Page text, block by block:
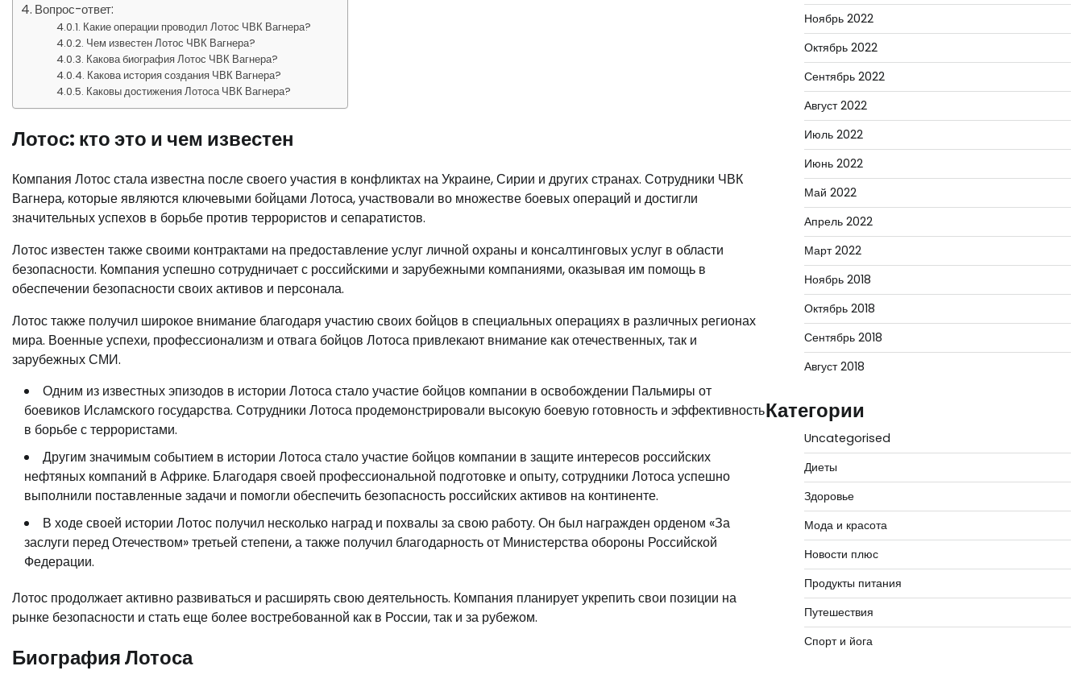
Вопрос-ответ:
Какие операции проводил Лотос ЧВК Вагнера?
Чем известен Лотос ЧВК Вагнера?
Какова биография Лотос ЧВК Вагнера?
Какова история создания ЧВК Вагнера?
Каковы достижения Лотоса ЧВК Вагнера?
Лотос: кто это и чем известен
Компания Лотос стала известна после своего участия в конфликтах на Украине, Сирии и других странах. Сотрудники ЧВК
Вагнера, которые являются ключевыми бойцами Лотоса, участвовали во множестве боевых операций и достигли
значительных успехов в борьбе против террористов и сепаратистов.
Лотос известен также своими контрактами на предоставление услуг личной охраны и консалтинговых услуг в области
безопасности. Компания успешно сотрудничает с российскими и зарубежными компаниями, оказывая им помощь в
обеспечении безопасности своих активов и персонала.
Лотос также получил широкое внимание благодаря участию своих бойцов в специальных операциях в различных регионах
мира. Военные успехи, профессионализм и отвага бойцов Лотоса привлекают внимание как отечественных, так и
зарубежных СМИ.
Одним из известных эпизодов в истории Лотоса стало участие бойцов компании в освобождении Пальмиры от
боевиков Исламского государства. Сотрудники Лотоса продемонстрировали высокую боевую готовность и эффективность
в борьбе с террористами.
Другим значимым событием в истории Лотоса стало участие бойцов компании в защите интересов российских
нефтяных компаний в Африке. Благодаря своей профессиональной подготовке и опыту, сотрудники Лотоса успешно
выполнили поставленные задачи и помогли обеспечить безопасность российских активов на континенте.
В ходе своей истории Лотос получил несколько наград и похвалы за свою работу. Он был награжден орденом «За
заслуги перед Отечеством» третьей степени, а также получил благодарность от Министерства обороны Российской
Федерации.
Лотос продолжает активно развиваться и расширять свою деятельность. Компания планирует укрепить свои позиции на
рынке безопасности и стать еще более востребованной как в России, так и за рубежом.
Биография Лотоса
Ноябрь 2022
Октябрь 2022
Сентябрь 2022
Август 2022
Июль 2022
Июнь 2022
Май 2022
Апрель 2022
Март 2022
Ноябрь 2018
Октябрь 2018
Сентябрь 2018
Август 2018
Категории
Uncategorised
Диеты
Здоровье
Мода и красота
Новости плюс
Продукты питания
Путешествия
Спорт и йога